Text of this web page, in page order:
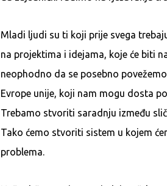
Mladi ljudi su ti koji prije svega
na projektima i idejama, koje će biti
neophodno da se posebno
Evrope unije, koji nam mogu dosta
Trebamo stvoriti saradnju između
Tako ćemo stvoriti sistem u kojem
problema.